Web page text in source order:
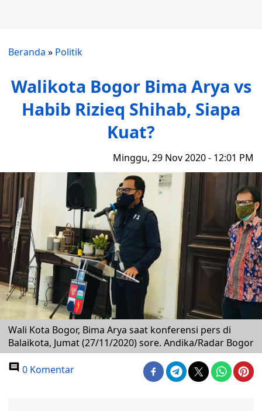
Beranda » Politik
Walikota Bogor Bima Arya vs
Habib Rizieq Shihab, Siapa
Kuat?
Minggu, 29 Nov 2020 - 12:01 PM
Wali Kota Bogor, Bima Arya saat konferensi pers di
Balaikota, Jumat (27/11/2020) sore. Andika/Radar Bogor
0 Komentar